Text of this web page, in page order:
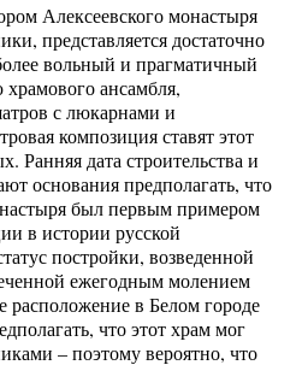
Алексеевского монастыря
представляется достаточно
вольный и прагматичный
ансамбля,
с люкарнами и
композиция ставят этот
Ранняя дата строительства и
основания предполагать, что
был первым примером
в истории русской
постройки, возведенной
ежегодным молением
расположение в Белом городе
что этот храм мог
– поэтому вероятно, что